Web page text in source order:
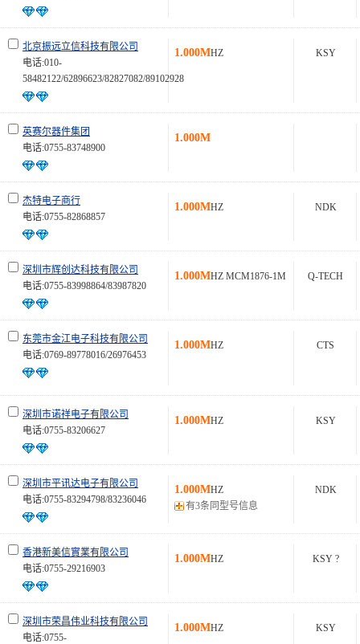
北京振远立信科技有限公司
电话:010-
58482122/62896623/82827082/89102928
1.000MHZ KSY
英赛尔器件集团
电话:0755-83748900
1.000M
杰特电子商行
电话:0755-82868857
1.000MHZ NDK
深圳市辉创达科技有限公司
电话:0755-83998864/83987820
1.000MHZ MCM1876-1M Q-TECH
东莞市金江电子科技有限公司
电话:0769-89778016/26976453
1.000MHZ CTS
深圳市诺祥电子有限公司
电话:0755-83206627
1.000MHZ KSY
深圳市平讯达电子有限公司
电话:0755-83294798/83236046
1.000MHZ
有3条同型号信息
NDK
香港新美信實業有限公司
电话:0755-29216903
1.000MHZ KSY ?
深圳市荣昌伟业科技有限公司
电话:0755-
1.000MHZ KSY